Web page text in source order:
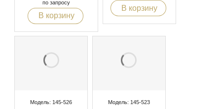
по запросу
В корзину
КОСТЬ С
БЕЛОЙ
ПАТИНОЙ
В корзину
Модель: 145-526 Модель: 145-523